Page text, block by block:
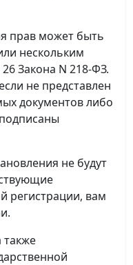
прав может быть
нескольким
Закона N 218-ФЗ.
не представлен
документов либо
не будут
регистрации, вам
также